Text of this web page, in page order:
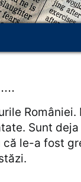
Sunt deja
le-a fost